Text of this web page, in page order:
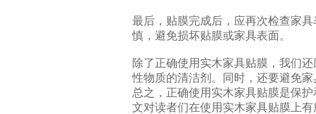
最后，贴膜完成后，应再次检查家
慎，避免损坏贴膜或家具表面。
除了正确使用实木家具贴膜，我们
性物质的清洁剂。同时，还要避免
总之，正确使用实木家具贴膜是保
文对读者们在使用实木家具贴膜上有